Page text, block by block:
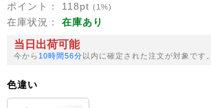
ポイント： 118pt (1%)
在庫状況： 在庫あり
当日出荷可能
今から 10時間56分以内に確定された注文が対象です。
色違い